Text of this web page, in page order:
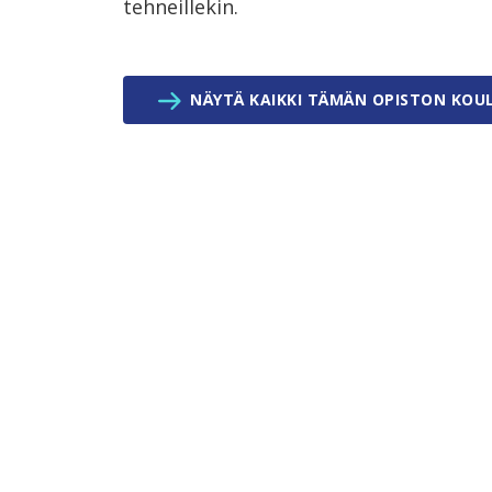
tehneillekin.
NÄYTÄ KAIKKI TÄMÄN OPISTON